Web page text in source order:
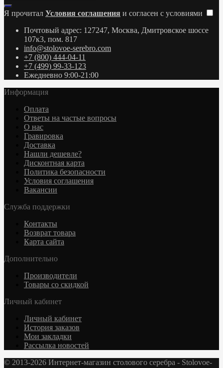
Я прочитал Условия соглашения и согласен с условиями
Почтовый адрес: 127247, Москва, Дмитровское шоссе
107к3, пом. 817
info@stolovoe-serebro.com
+7 (800) 444-04-11
+7 (499) 99-33-123
Ежедневно 9:00-21:00
Информация
Оплата
Ответы на частые вопросы
О нас
Гравировка
Доставка
Нашли дешевле?
Дисконтная карта
Политика безопасности
Условия соглашения
Вакансии
Служба поддержки
Контакты
Возврат товара
Карта сайта
Дополнительно
Производители
Товары со скидкой
Личный кабинет
Личный кабинет
История заказов
Мои закладки
Рассылка новостей
© 2013-2026 Интернет-магазин столового серебра - Stolovoe-